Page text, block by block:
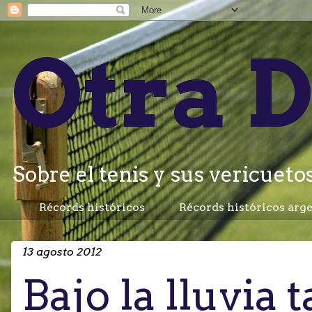
Otra
Sobre el tenis y sus
Récords históricos Récords históricos
13 agosto 2012
Bajo la lluvia